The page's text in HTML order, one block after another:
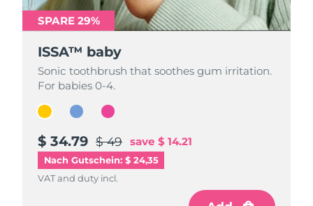
SPARE 29%
ISSA™ baby
Sonic toothbrush that soothes gum irritation.
For babies 0-4.
$ 34.79 $ 49 save $ 14.21
Nach Gutschein: $ 24,35
VAT and duty incl.
SPARE 29%
ISSA™ baby
Sonic toothbrush that soothes gum irritation.
For babies 0-4.
$ 34.79 $ 49 save $ 14.21
VAT and duty incl.
SPARE 29%
ISSA™ baby
Sonic toothbrush that soothes gum irritation.
For babies 0-4.
$ 34.79 $ 49 save $ 14.21
VAT and duty incl.